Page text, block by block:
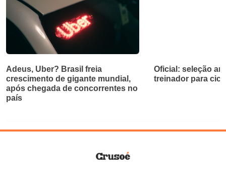
Adeus, Uber? Brasil freia
crescimento de gigante mundial,
após chegada de concorrentes no
país
Oficial: seleção
treinador para